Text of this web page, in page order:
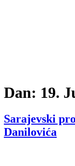
Dan: 19.
Sarajevski
Danilovića